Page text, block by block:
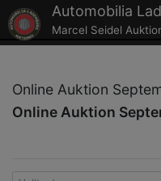
Automobilia
Marcel Seidel
Online Auktion
Online Auktion